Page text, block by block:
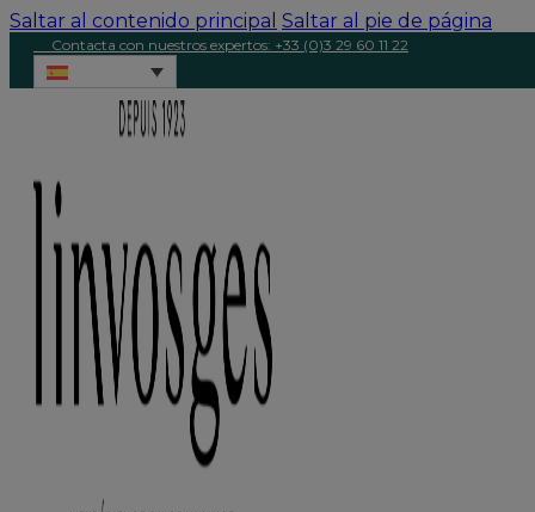
Saltar al contenido principal Saltar al pie de página
Contacta con nuestros expertos: +33 (0)3 29 60 11 22